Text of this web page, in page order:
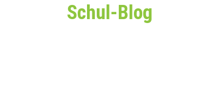
Schul-Blog